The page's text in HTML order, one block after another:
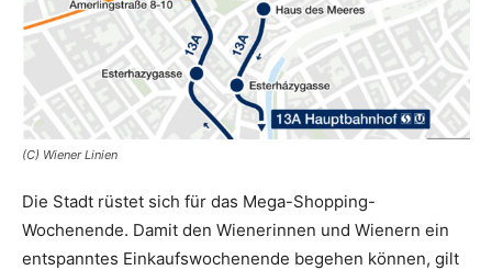
(C) Wiener Linien
Die Stadt rüstet sich für das Mega-Shopping-
Wochenende. Damit den Wienerinnen und Wienern ein
entspanntes Einkaufswochenende begehen können, gilt